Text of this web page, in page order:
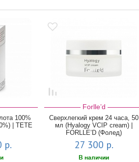
100%
| TETE
р.
Forlle’d
Сверхлегкий крем 24 часа, 50
мл (Hyalogy VCIP cream) |
FORLLE’D (Фолед)
27 300 р.
В наличии